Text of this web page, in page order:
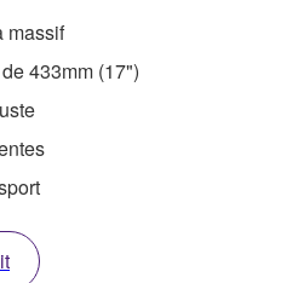
massif
433mm (17")